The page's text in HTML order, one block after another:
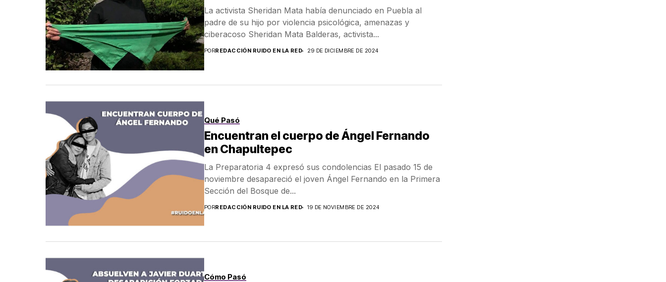
La activista Sheridan Mata había denunciado en Puebla al
padre de su hijo por violencia psicológica, amenazas y
ciberacoso Sheridan Mata Balderas, activista...
PORREDACCIÓN RUIDO EN LA RED 29 DE DICIEMBRE DE 2024
Qué Pasó
Encuentran el cuerpo de Ángel Fernando
en Chapultepec
La Preparatoria 4 expresó sus condolencias El pasado 15 de
noviembre desapareció el joven Ángel Fernando en la Primera
Sección del Bosque de...
PORREDACCIÓN RUIDO EN LA RED 19 DE NOVIEMBRE DE 2024
Cómo Pasó